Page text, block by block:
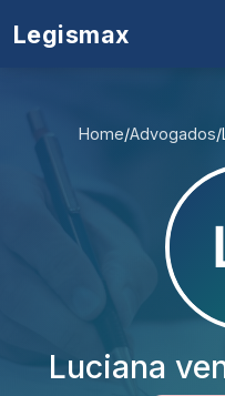
Legismax
Home/Advogados/
Luciana